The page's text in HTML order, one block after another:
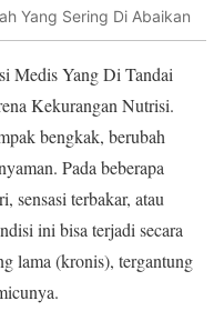
Yang Sering Di Abaikan
Medis Yang Di Tandai
Kekurangan Nutrisi.
bengkak, berubah
Pada beberapa
sensasi terbakar, atau
ini bisa terjadi secara
lama (kronis), tergantung